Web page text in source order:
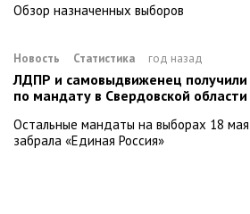
Обзор назначенных выборов
Новость Статистика год назад
ЛДПР и самовыдвиженец получили
по мандату в Свердовской области
Остальные мандаты на выборах 18 мая
забрала «Единая Россия»